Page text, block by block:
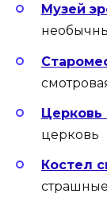
Музей
Церковь
церковь
Костел